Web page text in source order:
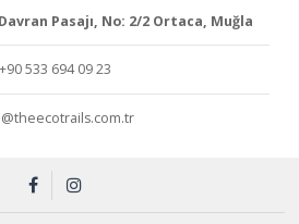
Pasajı, No: 2/2 Ortaca, Muğla
+90 533 694 09 23